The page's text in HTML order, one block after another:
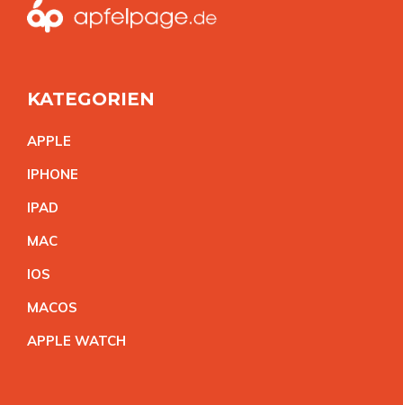
KATEGORIEN
APPLE
IPHONE
IPAD
MAC
IOS
MACOS
APPLE WATCH